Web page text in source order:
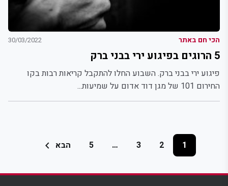
הכי חם באתר 30/03/2022
5 הרוגים בפיגוע ירי בבני ברק
פיגוע ירי בבני ברק. השבוע החלו להתקבל קריאות רבות בקו
החירום 101 של מגן דוד אדום על שמיעות...
Posts
pagination
1
2
3
…
5 הבא chevron_left